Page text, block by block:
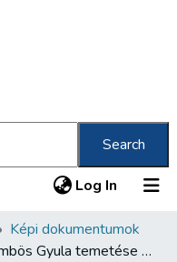
Search
Log In (current)
Képi dokumentumok
[Gömbös Gyula temetése 1936. október 18-án] [a gyászmenet]